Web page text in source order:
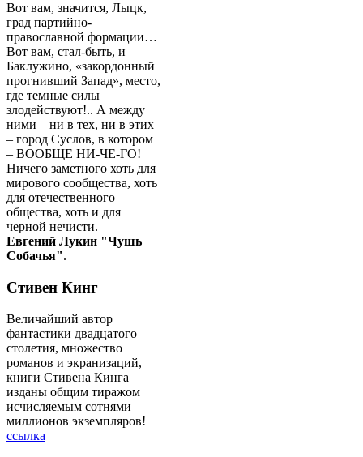
Вот вам, значится, Лыцк,
град партийно-
православной формации…
Вот вам, стал-быть, и
Баклужино, «закордонный
прогнивший Запад», место,
где темные силы
злодействуют!.. А между
ними – ни в тех, ни в этих
– город Суслов, в котором
– ВООБЩЕ НИ-ЧЕ-ГО!
Ничего заметного хоть для
мирового сообщества, хоть
для отечественного
общества, хоть и для
черной нечисти.
Евгений Лукин "Чушь
Собачья".
Стивен Кинг
Величайший автор
фантастики двадцатого
столетия, множество
романов и экранизаций,
книги Стивена Кинга
изданы общим тиражом
исчисляемым сотнями
миллионов экземпляров!
ссылка